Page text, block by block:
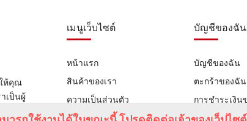
ห้คุณ
เป็นผู้
เมนูเว็บไซต์
หน้าแรก
สินค้าของเรา
ความเป็นส่วนตัว
ติดต่อเรา
บัญชีของฉัน
บัญชีของฉัน
ตะกร้าของฉัน
การชำระเงิน